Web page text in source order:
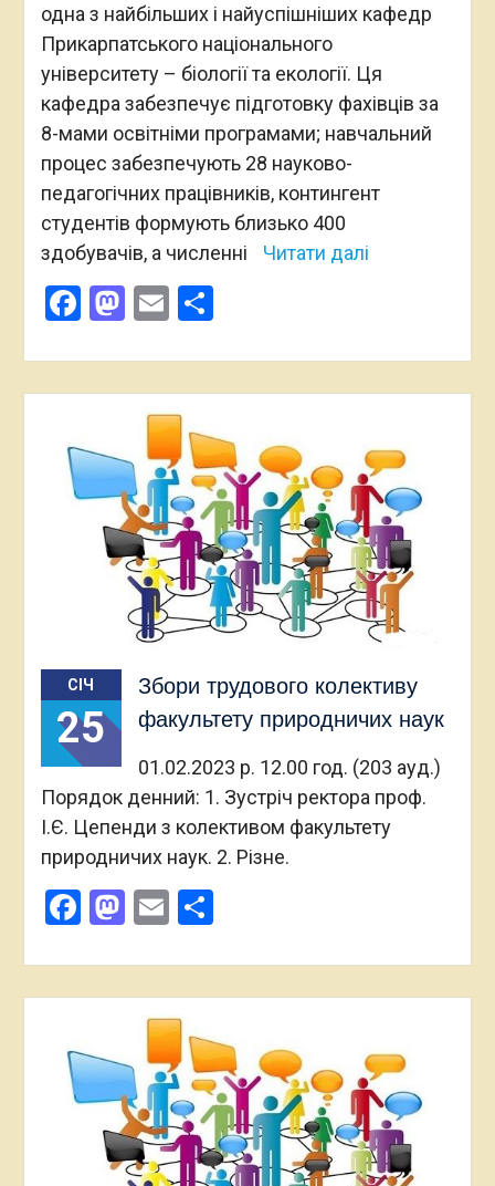
одна з найбільших і найуспішніших кафедр
Прикарпатського національного
університету – біології та екології. Ця
кафедра забезпечує підготовку фахівців за
8-мами освітніми програмами; навчальний
процес забезпечують 28 науково-
педагогічних працівників, контингент
студентів формують близько 400
здобувачів, а численні
Читати далі
Facebook
Mastodon
EmailПоділитися
СІЧ
25
Збори трудового колективу
факультету природничих наук
01.02.2023 р. 12.00 год. (203 ауд.)
Порядок денний: 1. Зустріч ректора проф.
І.Є. Цепенди з колективом факультету
природничих наук. 2. Різне.
Facebook
Mastodon
EmailПоділитися